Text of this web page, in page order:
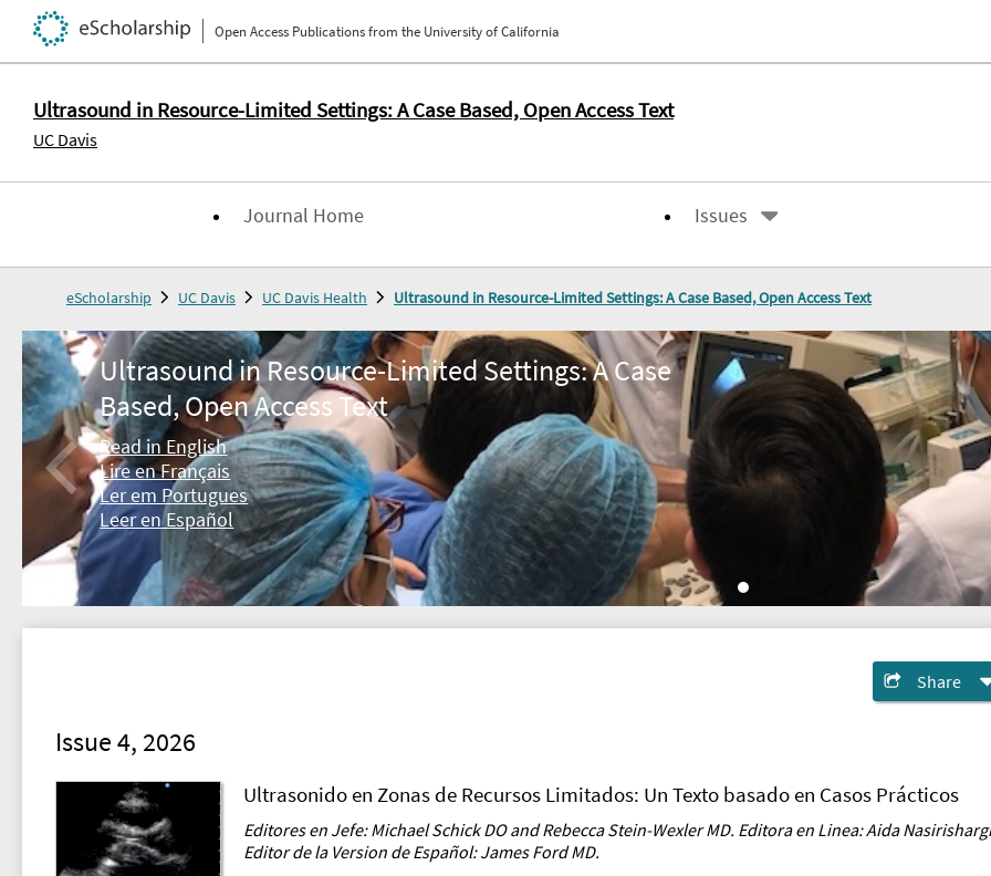
Open Access Publications from the University of California
Ultrasound in Resource-Limited Settings: A Case Based, Open Access Text
UC Davis
Journal Home Issues
eScholarship UC Davis UC Davis Health Ultrasound in Resource-Limited Settings: A Case Based, Open Access Text
Ultrasound in Resource-Limited Settings: A Case
Based, Open Access Text
Read in English
Lire en Français
Ler em Portugues
Leer en Español
Share
Issue 4, 2026
Ultrasonido en Zonas de Recursos Limitados: Un Texto basado en Casos Prácticos
Editores en Jefe: Michael Schick DO and Rebecca Stein-Wexler MD. Editora en Linea: Aida
Editor de la Version de Español: James Ford MD.